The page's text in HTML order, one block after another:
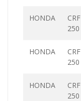
HONDA
CRF
250
HONDA
CRF
250
HONDA
CRF
250